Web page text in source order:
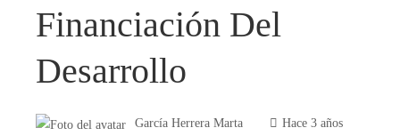
Financiación Del
Desarrollo
García Herrera Marta Hace 3 años